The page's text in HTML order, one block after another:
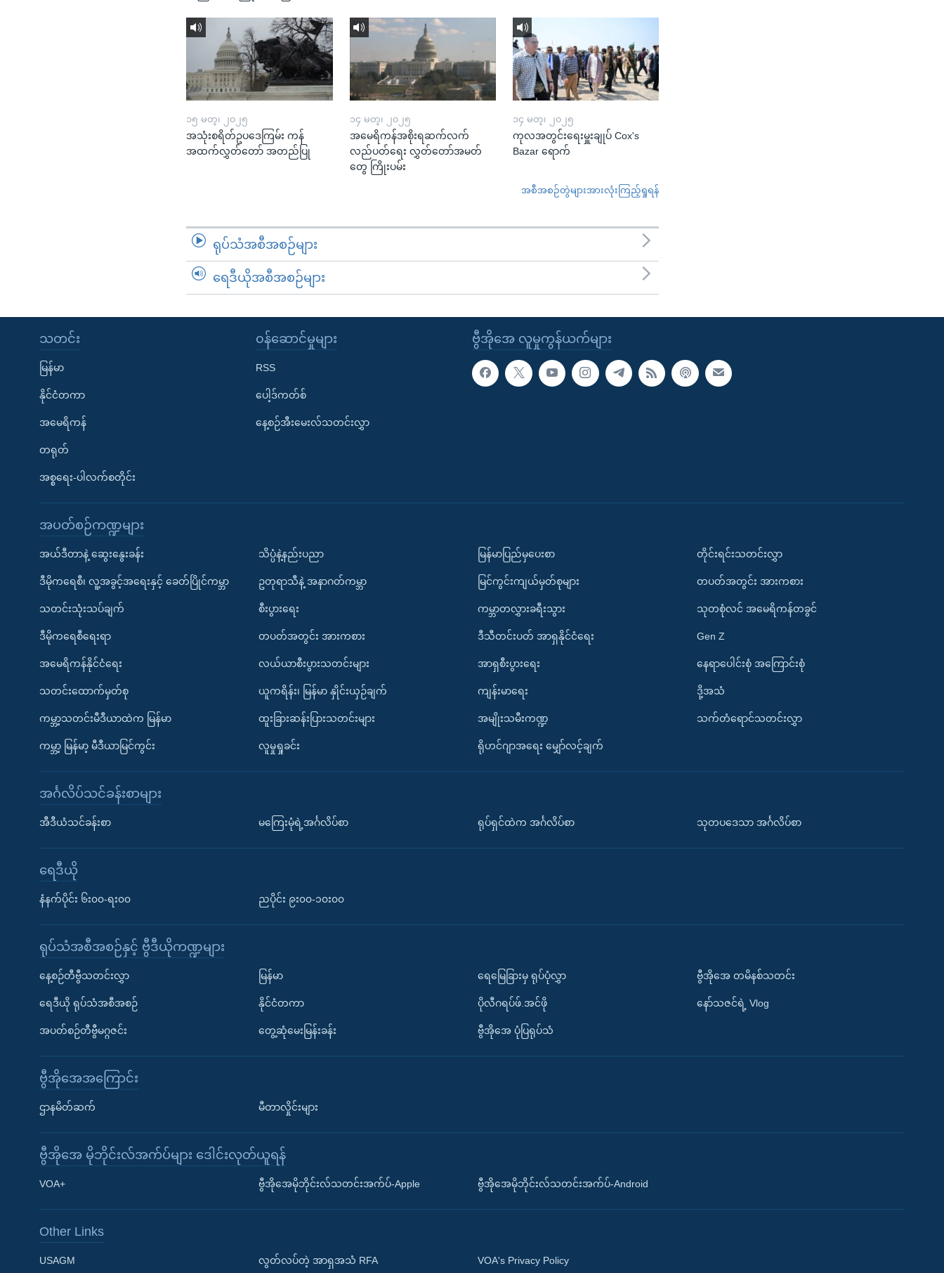
Learning English
၁၅ မတ္၊ ၂၀၂၅
အသုံးစရိတ်ဥပဒေကြမ်း ကန်
အထက်လွှတ်တော် အတည်ပြု
၁၄ မတ္၊ ၂၀၂၅
အမေရိကန်အစိုးရဆက်လက်
လည်ပတ်ရေး လွှတ်တော်အမတ်
တွေ ကြိုးပမ်း
၁၄ မတ္၊ ၂၀၂၅
ကုလအတွင်းရေးမှူးချုပ် Cox's
Bazar ရောက်
အစီအစဉ်တွဲများအားလုံးကြည့်ရှုရန်
ရုပ်သံအစီအစဉ်များ
ရေဒီယိုအစီအစဉ်များ
ဗွီအိုအေ လူမှုကွန်ယက်များ
သတင်း
မြန်မာ
နိုင်ငံတကာ
အမေရိကန်
တရုတ်
အစ္စရေး-ပါလက်စတိုင်း
၀န်ဆောင်မှုများ
RSS
ပေါ့ဒ်ကတ်စ်
နေ့စဉ်အီးမေးလ်သတင်းလွှာ
အပတ်စဉ်ကဏ္ဍများ
အယ်ဒီတာနဲ့ ဆွေးနွေးခန်း
ဒီမိုကရေစီ၊ လူ့အခွင့်အရေးနှင့် ခေတ်ပြိုင်ကမ္ဘာ
သတင်းသုံးသပ်ချက်
ဒီမိုကရေစီရေးရာ
အမေရိကန်နိုင်ငံရေး
သတင်းထောက်မှတ်စု
ကမ္ဘာ့သတင်းမီဒီယာထဲက မြန်မာ
ကမ္ဘာ့ မြန်မာ့ မီဒီယာမြင်ကွင်း
သိပ္ပံနဲ့နည်းပညာ
ဥတုရာသီနဲ့ အနာဂတ်ကမ္ဘာ
စီးပွားရေး
တပတ်အတွင်း အားကစား
လယ်ယာစီးပွားသတင်းများ
ယူကရိန်း၊ မြန်မာ နှိုင်းယှဉ်ချက်
ထူးခြားဆန်းပြားသတင်းများ
လူမှုရှုခင်း
မြန်မာပြည်မှပေးစာ
မြင်ကွင်းကျယ်မှတ်စုများ
ကမ္ဘာတလွှားခရီးသွား
ဒီသီတင်းပတ် အာရှနိုင်ငံရေး
အာရှစီးပွားရေး
ကျန်းမာရေး
အမျိုးသမီးကဏ္ဍ
ရိုဟင်ဂျာအရေး မျှော်လင့်ချက်
တိုင်းရင်းသတင်းလွှာ
တပတ်အတွင်း အားကစား
သုတစုံလင် အမေရိကန်တခွင်
Gen Z
နေရာပေါင်းစုံ အကြောင်းစုံ
ဒို့အသံ
သက်တံရောင်သတင်းလွှာ
အင်္ဂလိပ်သင်ခန်းစာများ
အီဒီယံသင်ခန်းစာ မကြေးမုံရဲ့အင်္ဂလိပ်စာ ရုပ်ရှင်ထဲက အင်္ဂလိပ်စာ သုတပဒေသာ အင်္ဂလိပ်စာ
ရေဒီယို
နံနက်ပိုင်း ၆း၀၀-ရး၀၀ ညပိုင်း ၉း၀၀-၁၀း၀၀
ရုပ်သံအစီအစဉ်နှင့် ဗွီဒီယိုကဏ္ဍများ
နေ့စဉ်တီဗွီသတင်းလွှာ
ရေဒီယို ရုပ်သံအစီအစဉ်
အပတ်စဉ်တီဗွီမဂ္ဂဇင်း
မြန်မာ
နိုင်ငံတကာ
တွေ့ဆုံမေးမြန်းခန်း
ရေမြေခြားမှ ရုပ်ပုံလွှာ
ပိုလီဂရပ်ဖ်.အင်ဖို
ဗွီအိုအေ ပုံပြရုပ်သံ
ဗွီအိုအေ တမိနစ်သတင်း
နော်သဇင်ရဲ့ Vlog
ဗွီအိုအေအကြောင်း
ဌာနမိတ်ဆက် မီတာလှိုင်းများ
ဗွီအိုအေ မိုဘိုင်းလ်အက်ပ်များ ဒေါင်းလုတ်ယူရန်
VOA+ ဗွီအိုအေမိုဘိုင်းလ်သတင်းအက်ပ်-Apple ဗွီအိုအေမိုဘိုင်းလ်သတင်းအက်ပ်-Android
Other Links
USAGM လွတ်လပ်တဲ့ အာရှအသံ RFA VOA's Privacy Policy